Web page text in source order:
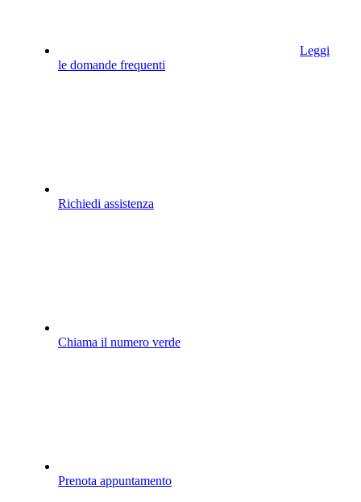
Leggi
le domande frequenti
Richiedi assistenza
Chiama il numero verde
Prenota appuntamento